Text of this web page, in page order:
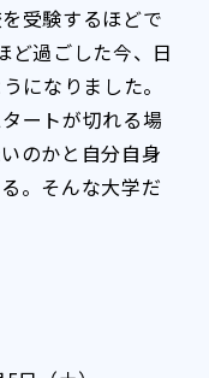
受験するほどで
ど過ごした今、日
になりました。
ートが切れる場
のかと自分自身
。そんな大学だ